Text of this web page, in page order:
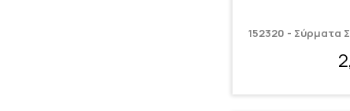
152320 - Σύρματα